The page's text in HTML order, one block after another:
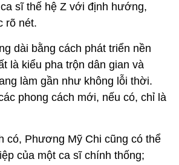
sĩ thế hệ Z với định hướng,
rõ nét.
dài bằng cách phát triển nền
là kiểu pha trộn dân gian và
làm gần như không lỗi thời.
phong cách mới, nếu có, chỉ là
có, Phương Mỹ Chi cũng có thể
của một ca sĩ chính thống;